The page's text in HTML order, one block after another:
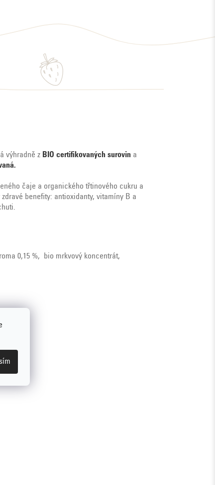
výhradně z BIO certifikovaných surovin a
čaje a organického třtinového cukru a
benefity: antioxidanty, vitamíny B a
0,15 %, bio mrkvový koncentrát,